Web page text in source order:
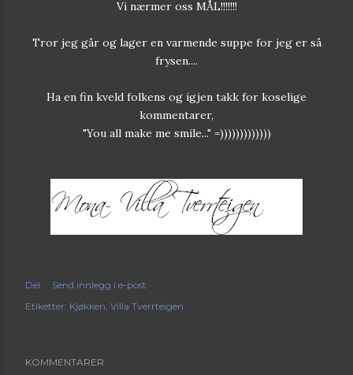
Vi nærmer oss MÅL!!!!!!!
Tror jeg går og lager en varmende suppe for jeg er så
frysen....
Ha en fin kveld folkens og igjen takk for koselige
kommentarer,
"You all make me smile..." =)))))))))))))
Del
Send innlegg i e-post
Etiketter: Kjøkken Villa Tverrteigen
KOMMENTARER